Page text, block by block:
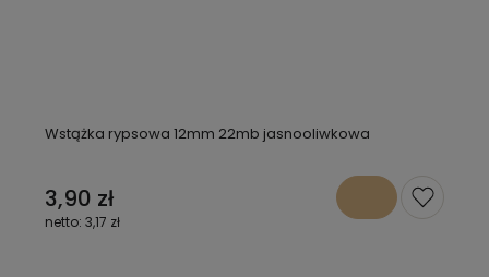
Wstążka rypsowa 12mm 22mb jasnooliwkowa
3,90 zł
3,17 zł